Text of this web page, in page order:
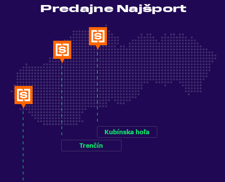
Predajne Najšport
Trenčín
Kubínska hoľa